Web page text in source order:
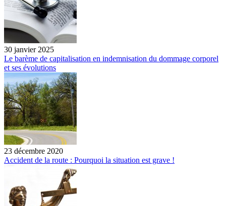
30 janvier 2025
Le barème de capitalisation en indemnisation du dommage corporel
et ses évolutions
23 décembre 2020
Accident de la route : Pourquoi la situation est grave !